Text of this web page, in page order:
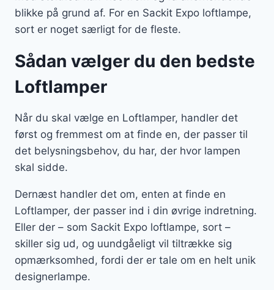
blikke på grund af. For en Sackit Expo loftlampe,
sort er noget særligt for de fleste.
Sådan vælger du den bedste
Loftlamper
Når du skal vælge en Loftlamper, handler det
først og fremmest om at finde en, der passer til
det belysningsbehov, du har, der hvor lampen
skal sidde.
Dernæst handler det om, enten at finde en
Loftlamper, der passer ind i din øvrige indretning.
Eller der – som Sackit Expo loftlampe, sort –
skiller sig ud, og uundgåeligt vil tiltrække sig
opmærksomhed, fordi der er tale om en helt unik
designerlampe.